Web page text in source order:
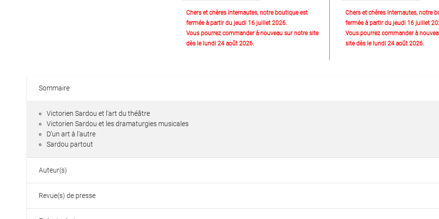
Chers et chères Internautes, notre boutique est
fermée à partir du jeudi 16 juillet 2026.
Vous pourrez commander à nouveau sur notre site
dès le lundi 24 août 2026.
Chers et chères Internautes, notre
fermée à partir du jeudi 16 juillet
Vous pourrez commander à
site dès le lundi 24 août 2026.
Sommaire
Victorien Sardou et l'art du théâtre
Victorien Sardou et les dramaturgies musicales
D'un art à l'autre
Sardou partout
Auteur(s)
Revue(s) de presse